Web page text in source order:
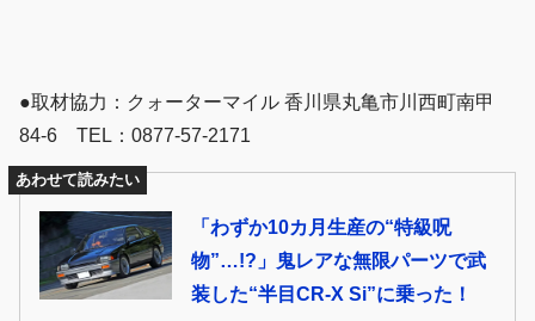
●取材協力：クォーターマイル 香川県丸亀市川西町南甲
84-6 TEL：0877-57-2171
あわせて読みたい
「わずか10カ月生産の“特級呪
物”…!?」鬼レアな無限パーツで武
装した“半目CR-X Si”に乗った！